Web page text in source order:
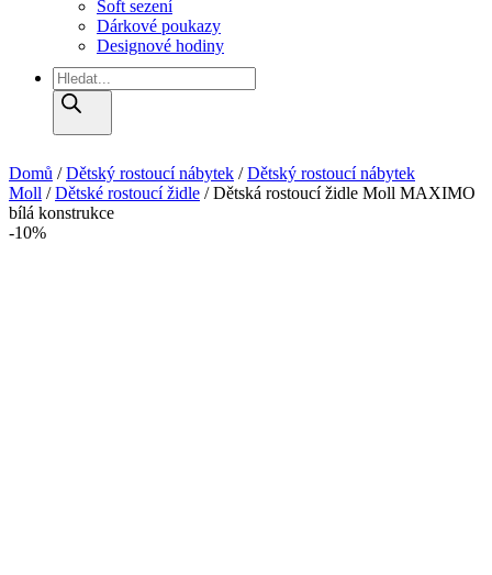
Soft sezení
Dárkové poukazy
Designové hodiny
Products
search
Domů /Dětský rostoucí nábytek /Dětský rostoucí nábytek
Moll /Dětské rostoucí židle / Dětská rostoucí židle Moll MAXIMO
bílá konstrukce
-10%